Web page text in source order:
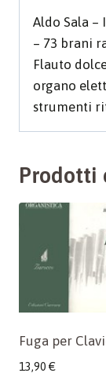
Aldo Sala –
– 73 brani
Flauto
organo
strumenti
Prodotti
Fuga per
13,90 €